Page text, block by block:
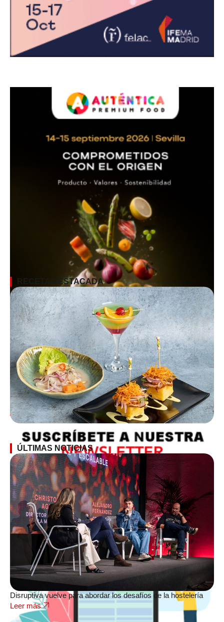
SUSCRÍBETE A LA NEWSLETTER
RECETA DESTACADA
ÚLTIMAS NOTICIAS
Disruptiva vuelve para abordar los desafíos de la hostelería
Leer más